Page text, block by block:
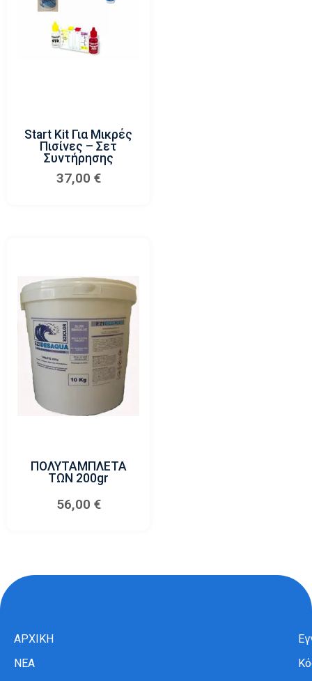
Start Kit Για Μικρές
Πισίνες – Σετ
Συντήρησης
37,00 €
ΠΟΛΥΤΑΜΠΛΕΤΑ
ΤΩΝ 200gr
56,00 €
ΑΡΧΙΚΗ
ΝΕΑ